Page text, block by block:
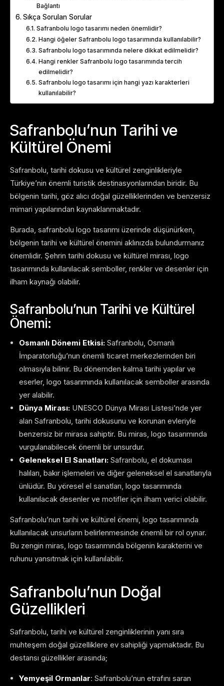
Bağlantı
Sıkça Sorulan Sorular
Safranbolu logo tasarımı neden önemlidir?
Hangi öğeler Safranbolu logo tasarımında kullanılabilir?
Safranbolu logo tasarımında nelere dikkat edilmelidir?
Hangi renkler Safranbolu logo tasarımında tercih
edilmelidir?
Safranbolu logo tasarımı için hangi yazı karakterleri
kullanılabilir?
Safranbolu’nun Tarihi ve
Kültürel Önemi
Safranbolu, tarihi dokusu ve kültürel zenginlikleriyle
Türkiye’nin önemli turistik destinasyonlarından biridir. Bu
bölgenin tarihi, göz alıcı doğal güzelliklerinden ve benzersiz
mimari yapılarından kaynaklanmaktadır.
Burada, safranbolu logo tasarımı üzerinde düşünürken,
bölgenin tarihi ve kültürel önemini aklınızda bulundurmanız
önemlidir. Şehrin tarihi dokusu ve kültürel mirası, logo
tasarımında kullanılacak semboller, renkler ve desenler için
ilham kaynağı olabilir.
Safranbolu’nun Tarihi ve Kültürel
Önemi:
Osmanlı Dönemi Etkisi: Safranbolu, Osmanlı
İmparatorluğu’nun önemli ticaret merkezlerinden biri
olmasıyla bilinir. Bu dönemden kalma tarihi yapılar ve
eserler, logo tasarımında kullanılacak semboller arasında
yer alabilir.
Dünya Mirası: UNESCO Dünya Mirası Listesi’nde yer
alan Safranbolu, tarihi dokusunu ve korunan evleriyle
benzersiz bir mirasa sahiptir. Bu miras, logo tasarımında
vurgulanabilecek önemli bir unsurdur.
Geleneksel El Sanatları: Safranbolu, el dokuması
halıları, bakır işlemeleri ve diğer geleneksel el sanatlarıyla
ünlüdür. Bu yöresel el sanatları, logo tasarımında
kullanılacak desenler ve motifler için ilham verici olabilir.
Safranbolu’nun tarihi ve kültürel önemi, logo tasarımında
kullanılacak unsurların belirlenmesinde önemli bir rol oynar.
Bu zengin miras, logo tasarımında bölgenin karakterini ve
ruhunu yansıtmak için kullanılabilir.
Safranbolu’nun Doğal
Güzellikleri
Safranbolu, tarihi ve kültürel zenginliklerinin yanı sıra
muhteşem doğal güzelliklere ev sahipliği yapmaktadır. Bu
destansı güzellikler arasında;
Yemyeşil Ormanlar: Safranbolu’nun etrafını saran